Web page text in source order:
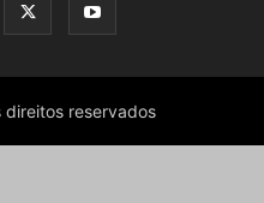
reservados